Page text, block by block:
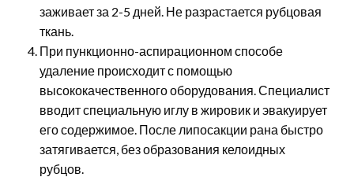
заживает за 2-5 дней. Не разрастается рубцовая
ткань.
При пункционно-аспирационном способе
удаление происходит с помощью
высококачественного оборудования. Специалист
вводит специальную иглу в жировик и эвакуирует
его содержимое. После липосакции рана быстро
затягивается, без образования келоидных
рубцов.